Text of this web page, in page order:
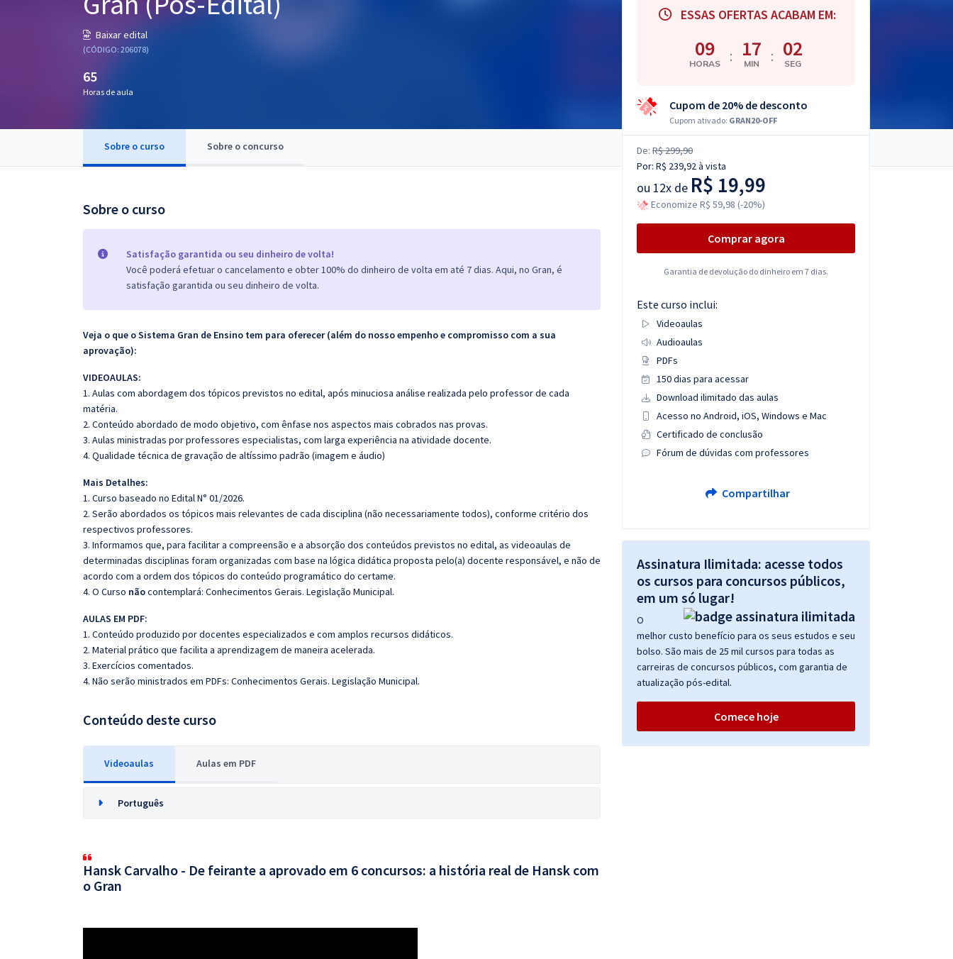
Baixar edital
(CÓDIGO: 206078)
65
Horas de aula
Sobre o curso Sobre o concurso
Sobre o curso
Satisfação garantida ou seu dinheiro de volta!
Você poderá efetuar o cancelamento e obter 100% do dinheiro de volta em até 7 dias. Aqui, no Gran, é
satisfação garantida ou seu dinheiro de volta.
Veja o que o Sistema Gran de Ensino tem para oferecer (além do nosso empenho e compromisso com a sua
aprovação):
VIDEOAULAS:
1. Aulas com abordagem dos tópicos previstos no edital, após minuciosa análise realizada pelo professor de cada
matéria.
2. Conteúdo abordado de modo objetivo, com ênfase nos aspectos mais cobrados nas provas.
3. Aulas ministradas por professores especialistas, com larga experiência na atividade docente.
4. Qualidade técnica de gravação de altíssimo padrão (imagem e áudio)
Mais Detalhes:
1. Curso baseado no Edital N° 01/2026.
2. Serão abordados os tópicos mais relevantes de cada disciplina (não necessariamente todos), conforme critério dos
respectivos professores.
3. Informamos que, para facilitar a compreensão e a absorção dos conteúdos previstos no edital, as videoaulas de
determinadas disciplinas foram organizadas com base na lógica didática proposta pelo(a) docente responsável, e não de
acordo com a ordem dos tópicos do conteúdo programático do certame.
4. O Curso nãocontemplará: Conhecimentos Gerais. Legislação Municipal.
AULAS EM PDF:
1. Conteúdo produzido por docentes especializados e com amplos recursos didáticos.
2. Material prático que facilita a aprendizagem de maneira acelerada.
3. Exercícios comentados.
4. Não serão ministrados em PDFs: Conhecimentos Gerais. Legislação Municipal.
Conteúdo deste curso
Videoaulas Aulas em PDF
Português
Hansk Carvalho - De feirante a aprovado em 6 concursos: a história real de Hansk com
o Gran
ESSAS OFERTAS ACABAM EM:
09
HORAS : 17
MIN : 01
SEG
Cupom de 20% de desconto
Cupom ativado: GRAN20-OFF
De: R$ 299,90
Por: R$ 239,92à vista
ou 12x de R$ 19,99
Economize R$ 59,98 (-20%)
Comprar agora
Garantia de devolução do dinheiro em 7 dias.
Este curso inclui:
Videoaulas
Audioaulas
PDFs
150 dias para acessar
Download ilimitado das aulas
Acesso no Android, iOS, Windows e Mac
Certificado de conclusão
Fórum de dúvidas com professores
Compartilhar
Assinatura Ilimitada: acesse todos
os cursos para concursos públicos,
em um só lugar!
O
melhor custo benefício para os seus estudos e seu
bolso. São mais de 25 mil cursos para todas as
carreiras de concursos públicos, com garantia de
atualização pós-edital.
Comece hoje